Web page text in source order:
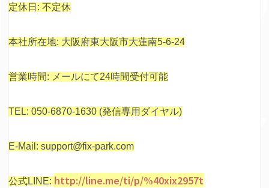
定休日: 不定休
本社所在地: 大阪府東大阪市大蓮南5-6-24
営業時間: メールにて24時間受付可能
TEL: 050-6870-1630 (発信専用ダイヤル)
E-Mail: support@fix-park.com
公式LINE: http://line.me/ti/p/%40xix2957t